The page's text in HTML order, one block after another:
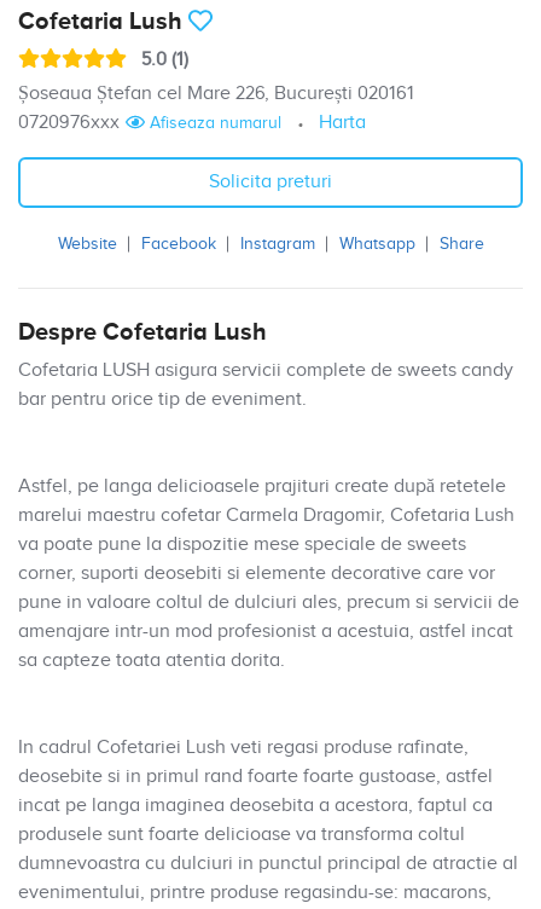
Cofetaria Lush
5.0 (1)
Șoseaua Ștefan cel Mare 226, București 020161
0720976xxx
Afiseaza numarul Harta
Solicita preturi
Website Facebook Instagram Whatsapp Share
Despre Cofetaria Lush
Cofetaria LUSH asigura servicii complete de sweets candy
bar pentru orice tip de eveniment.
Astfel, pe langa delicioasele prajituri create după retetele
marelui maestru cofetar Carmela Dragomir, Cofetaria Lush
va poate pune la dispozitie mese speciale de sweets
corner, suporti deosebiti si elemente decorative care vor
pune in valoare coltul de dulciuri ales, precum si servicii de
amenajare intr-un mod profesionist a acestuia, astfel incat
sa capteze toata atentia dorita.
In cadrul Cofetariei Lush veti regasi produse rafinate,
deosebite si in primul rand foarte foarte gustoase, astfel
incat pe langa imaginea deosebita a acestora, faptul ca
produsele sunt foarte delicioase va transforma coltul
dumnevoastra cu dulciuri in punctul principal de atractie al
evenimentului, printre produse regasindu-se: macarons,